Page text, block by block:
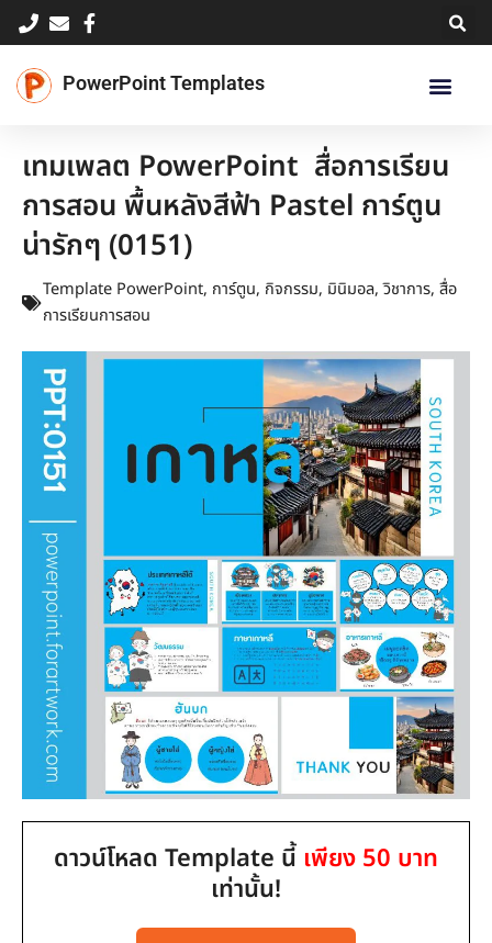
content
PowerPoint Templates
เทมเพลต PowerPoint สื่อการเรียน
การสอน พื้นหลังสีฟ้า Pastel การ์ตูน
น่ารักๆ (0151)
Template PowerPoint, การ์ตูน, กิจกรรม, มินิมอล,วิชาการ, สื่อ
การเรียนการสอน
ดาวน์โหลด Template นี้ เพียง 50 บาท
เท่านั้น!